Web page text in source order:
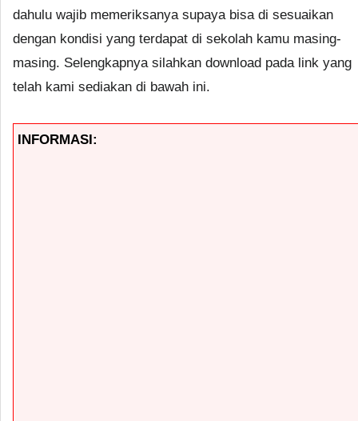
dahulu wajib memeriksanya supaya bisa di sesuaikan
dengan kondisi yang terdapat di sekolah kamu masing-
masing. Selengkapnya silahkan download pada link yang
telah kami sediakan di bawah ini.
INFORMASI: